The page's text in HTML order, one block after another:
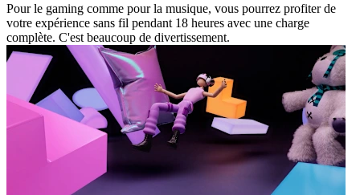
Pour le gaming comme pour la musique, vous pourrez profiter de
votre expérience sans fil pendant 18 heures avec une charge
complète. C'est beaucoup de divertissement.